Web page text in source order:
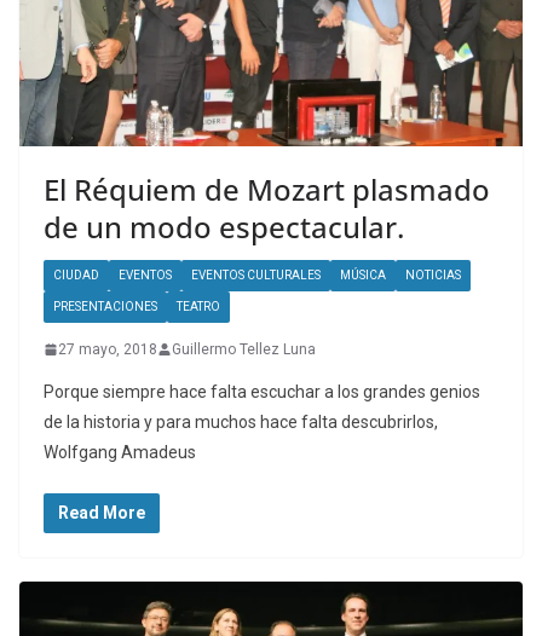
El Réquiem de Mozart plasmado
de un modo espectacular.
CIUDAD EVENTOS EVENTOS CULTURALES MÚSICA NOTICIAS
PRESENTACIONES TEATRO
27 mayo, 2018 Guillermo Tellez Luna
Porque siempre hace falta escuchar a los grandes genios
de la historia y para muchos hace falta descubrirlos,
Wolfgang Amadeus
Read More